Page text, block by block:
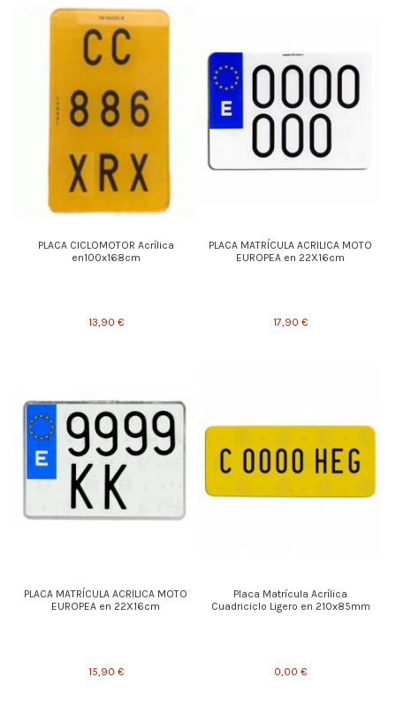
PLACA CICLOMOTOR Acrílica
en100x168cm
13,90 €
PLACA MATRÍCULA ACRILICA MOTO
EUROPEA en 22X16cm
17,90 €
PLACA MATRÍCULA ACRILICA MOTO
EUROPEA en 22X16cm
15,90 €
Placa Matrícula Acrílica
Cuadriciclo Ligero en 210x85mm
0,00 €